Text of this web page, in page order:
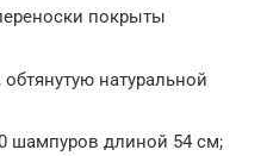
покрыты
натуральной
шампуров длиной 54 см;